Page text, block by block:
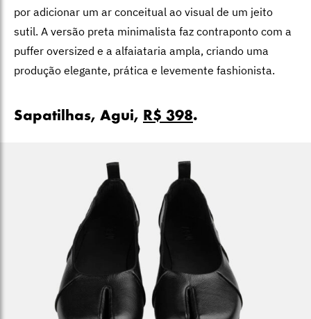
por adicionar um ar conceitual ao visual de um jeito
sutil. A versão preta minimalista faz contraponto com a
puffer oversized e a alfaiataria ampla, criando uma
produção elegante, prática e levemente fashionista.
Sapatilhas, Agui, R$ 398.